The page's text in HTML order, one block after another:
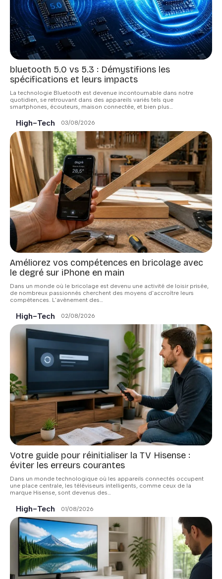
bluetooth 5.0 vs 5.3 : Démystifions les
spécifications et leurs impacts
La technologie Bluetooth est devenue incontournable dans notre
quotidien, se retrouvant dans des appareils variés tels que
smartphones, écouteurs, maison connectée, et bien plus
High-Tech 03/08/2026
Améliorez vos compétences en bricolage avec
le degré sur iPhone en main
Dans un monde où le bricolage est devenu une activité de loisir prisée,
de nombreux passionnés cherchent des moyens d'accroître leurs
compétences. L'avènement des
High-Tech 02/08/2026
Votre guide pour réinitialiser la TV Hisense :
éviter les erreurs courantes
Dans un monde technologique où les appareils connectés occupent
une place centrale, les téléviseurs intelligents, comme ceux de la
marque Hisense, sont devenus des…
High-Tech 01/08/2026